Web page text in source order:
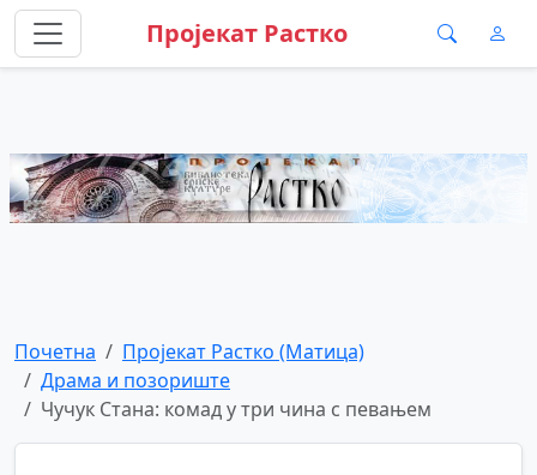
Пројекат Растко
Почетна
Пројекат Растко (Матица)
Драма и позориште
Чучук Стана: комад у три чина с певањем